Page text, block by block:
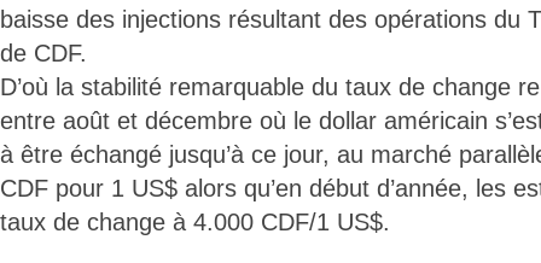
baisse des injections résultant des opérations du
de CDF.
D’où la stabilité remarquable du taux de change
entre août et décembre où le dollar américain
à être échangé jusqu’à ce jour, au marché
CDF pour 1 US$ alors qu’en début d’année, les
taux de change à 4.000 CDF/1 US$.